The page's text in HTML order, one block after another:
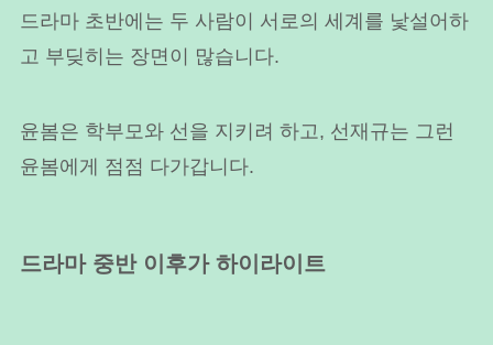
드라마 초반에는 두 사람이 서로의 세계를 낯설어하
고 부딪히는 장면이 많습니다.
윤봄은 학부모와 선을 지키려 하고, 선재규는 그런
윤봄에게 점점 다가갑니다.
드라마 중반 이후가 하이라이트